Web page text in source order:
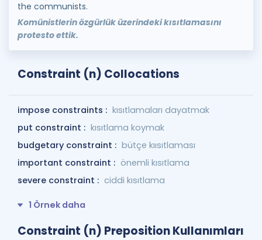
the communists.
Komünistlerin özgürlük üzerindeki kısıtlamasını
protesto ettik.
Constraint (n) Collocations
impose constraints : kısıtlamaları dayatmak
put constraint : kısıtlama koymak
budgetary constraint : bütçe kıısıtlaması
important constraint : önemli kısıtlama
severe constraint : ciddi kısıtlama
1 Örnek daha
Constraint (n) Preposition Kullanımları